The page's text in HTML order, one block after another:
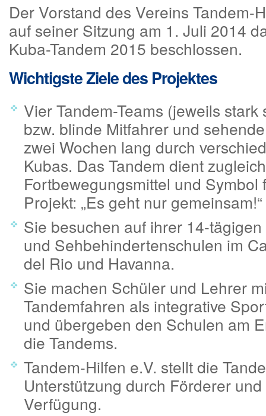
Der Vorstand des Vereins Tandem-
auf seiner Sitzung am 1. Juli 2014
Kuba-Tandem 2015 beschlossen.
Wichtigste Ziele des Projektes
Vier Tandem-Teams (jeweils
bzw. blinde Mitfahrer und
zwei Wochen lang durch
Kubas. Das Tandem dient
Fortbewegungsmittel und Symbol
Projekt: „Es geht nur gemeinsam!“
Sie besuchen auf ihrer 14-
und Sehbehindertenschulen im
del Rio und Havanna.
Sie machen Schüler und Lehrer
Tandemfahren als integrative
und übergeben den Schulen am
die Tandems.
Tandem-Hilfen e.V. stellt die
Unterstützung durch Förderer
Verfügung.